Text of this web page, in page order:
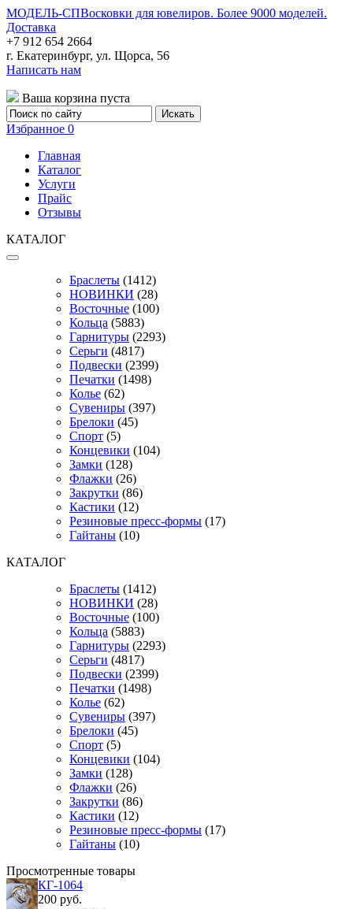
МОДЕЛЬ-СПВосковки для ювелиров. Более 9000 моделей.
Доставка
+7 912 654 2664
г. Екатеринбург, ул. Щорса, 56
Написать нам
Ваша корзина пуста
Избранное 0
Главная
Каталог
Услуги
Прайс
Отзывы
КАТАЛОГ
Браслеты (1412)
НОВИНКИ (28)
Восточные (100)
Кольца (5883)
Гарнитуры (2293)
Серьги (4817)
Подвески (2399)
Печатки (1498)
Колье (62)
Сувениры (397)
Брелоки (45)
Спорт (5)
Концевики (104)
Замки (128)
Флажки (26)
Закрутки (86)
Кастики (12)
Резиновые пресс-формы (17)
Гайтаны (10)
КАТАЛОГ
Браслеты (1412)
НОВИНКИ (28)
Восточные (100)
Кольца (5883)
Гарнитуры (2293)
Серьги (4817)
Подвески (2399)
Печатки (1498)
Колье (62)
Сувениры (397)
Брелоки (45)
Спорт (5)
Концевики (104)
Замки (128)
Флажки (26)
Закрутки (86)
Кастики (12)
Резиновые пресс-формы (17)
Гайтаны (10)
Просмотренные товары
КГ-1064
200 руб.